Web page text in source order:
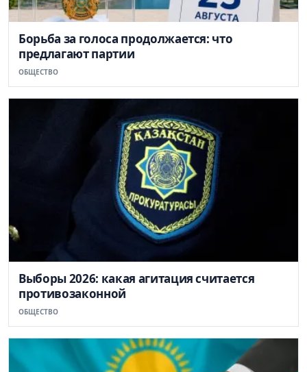
Борьба за голоса продолжается: что
предлагают партии
ОБЩЕСТВО
Выборы 2026: какая агитация считается
противозаконной
ОБЩЕСТВО